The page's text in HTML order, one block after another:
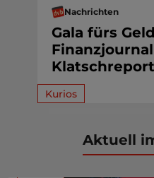
Nachrichten
Gala fürs
Kurios
Aktuell